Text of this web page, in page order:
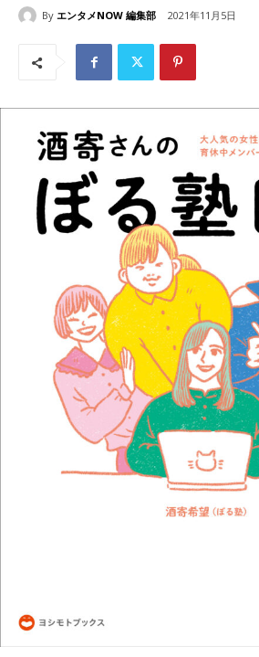
By エンタメNOW 編集部 2021年11月5日